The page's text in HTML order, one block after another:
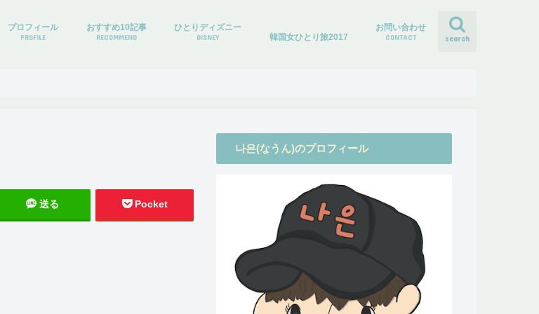
search
プロフィール
PROFILE
おすすめ10記事
RECOMMEND
ひとりディズニー
DISNEY 韓国女ひとり旅2017
お問い合わせ
CONTACT
送る Pocket
나은(なうん)のプロフィール